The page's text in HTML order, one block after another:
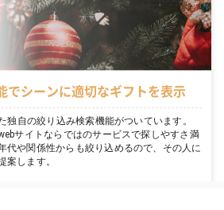
でシーンに適切なギフトを表示
独自の絞り込み検索機能がついています。
サイトならではのサービスで探しやすさ満
代や関係性からも絞り込めるので、その人に
案します。